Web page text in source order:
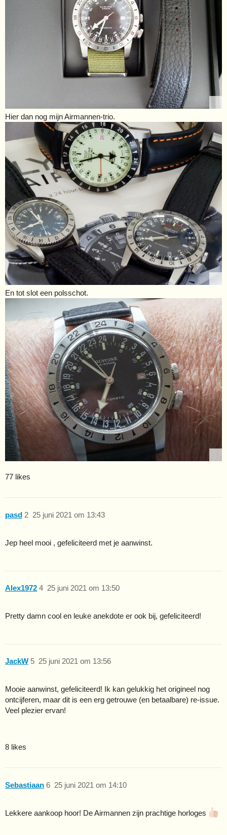
Hier dan nog mijn Airmannen-trio.
En tot slot een polsschot.
77 likes
pasd 25 juni 2021 om 13:43
2
Jep heel mooi , gefeliciteerd met je aanwinst.
Alex1972 25 juni 2021 om 13:50
4
Pretty damn cool en leuke anekdote er ook bij, gefeliciteerd!
JackW 25 juni 2021 om 13:56
5
Mooie aanwinst, gefeliciteerd! Ik kan gelukkig het origineel nog
ontcijferen, maar dit is een erg getrouwe (en betaalbare) re-issue.
Veel plezier ervan!
8 likes
Sebastiaan 25 juni 2021 om 14:10
6
Lekkere aankoop hoor! De Airmannen zijn prachtige horloges